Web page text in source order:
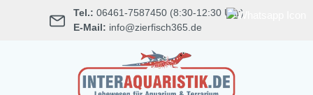
springen Tel.: 06461-7587450 (8:30-12:30 Uhr)
E-Mail: info@zierfisch365.de